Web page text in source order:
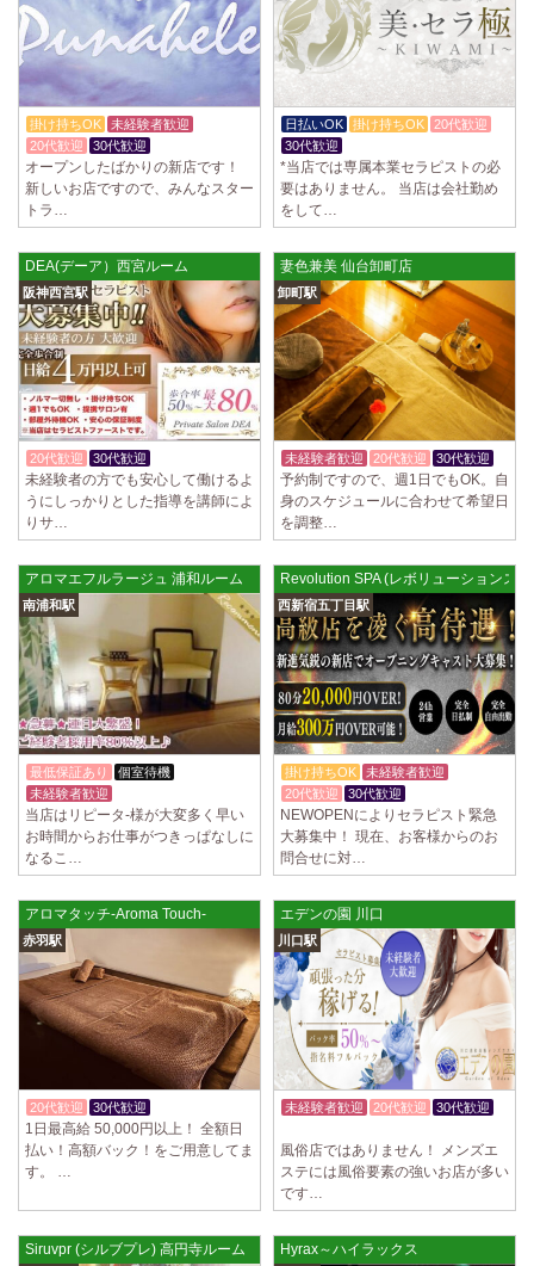
厚い福利厚生を完備しております！ぜひご活用ください♪ 指名…
2025/04/09
[藤が丘駅]
sirena (シレーナ) 名東ルーム
制服あり、ノルマ、罰金なし 高額報酬が稼げるだけでなく、高待遇や手
厚い福利厚生を完備しております！ぜひご活用ください♪ 指名…
2025/04/08[勝川駅]
Cat’s (キャッツ)
18歳以上（高校生不可） オープンニングセラピストさん大募集！ 営業時
2025/04/05[日本橋駅]
Aroma de Banana (あろばな)
オープンにつきセラピスト大募集！！ 求人探しに苦労されている貴方様
に朗報です！ 当店では講習制度を徹底しています。 セクハラ…
2025/04/04[吉祥寺駅]
LoveCHU (ラブチュ) 吉祥寺ルーム
やる気のあるセラピスト大募集！ 「本気で稼ぎたい！」「もっと人気セ
ラピストになりたい！」 そんなあなたを全力でサポートします…
2025/04/04
やる気のあるセラピスト大募集！ 「本気で稼ぎたい！」「もっと人気セ
ラピストになりたい！」 そんなあなたを全力でサポートします…
2025/04/02[千歳烏山駅]
LoveCHU (ラブチュ) 千歳烏山ルーム
やる気のあるセラピスト大募集！ 「本気で稼ぎたい！」「もっと人気セ
ラピストになりたい！」 そんなあなたを全力でサポートします…
2025/03/31[八王子駅]
Diamond～ダイヤモンド～
只今NEW OPENにつきセラピストが不足しています！ 今後も新規出店が
続くため、一緒に働いてくれるセラピストを大募集します！ 女性…
2025/03/29[自由が丘駅]
LIVSPA (リブスパ) 自由が丘ルーム
当店の募集は嘘偽り等なく、記載通りにしっかりお給料をお支払いさせ
ていただきます。 とても働きやすいお店作りを心がけております…
2025/03/29[川崎駅]
LIVSPA (リブスパ) 川崎ルーム
当店の募集は嘘偽り等なく、記載通りにしっかりお給料をお支払いさせ
ていただきます。 とても働きやすいお店作りを心がけております…
2025/03/29[蒲田駅]
LIVSPA (リブスパ) 蒲田ルーム
当店の募集は嘘偽り等なく、記載通りにしっかりお給料をお支払いさせ
ていただきます。 とても働きやすいお店作りを心がけております…
大人の隠れ家 恵比寿ルーム
掛け持ちOK
未経験者歓迎
20代歓迎
30代歓迎
オープンしたばかりの新店です！
新しいお店ですので、みんなスター
トラ…
日払いOK 掛け持ちOK
20代歓迎
30代歓迎
*当店では専属本業セラピストの必
要はありません。 当店は会社勤め
をして…
DEA(デーア）西宮ルーム
阪神西宮駅
20代歓迎 30代歓迎
未経験者の方でも安心して働けるよ
うにしっかりとした指導を講師によ
りサ…
妻色兼美 仙台卸町店
卸町駅
未経験者歓迎 20代歓迎 30代歓迎
予約制ですので、週1日でもOK。自
身のスケジュールに合わせて希望日
を調整…
アロマエフルラージュ 浦和ルーム
南浦和駅
最低保証あり
個室待機
未経験者歓迎
当店はリピータ-様が大変多く早い
お時間からお仕事がつきっぱなしに
なるこ…
Revolution SPA (レボリューションス
西新宿五丁目駅
掛け持ちOK
未経験者歓迎
20代歓迎
30代歓迎
NEWOPENによりセラピスト緊急
大募集中！ 現在、お客様からのお
問合せに対…
アロマタッチ-Aroma Touch-
赤羽駅
20代歓迎 30代歓迎
1日最高給 50,000円以上！ 全額日
払い！高額バック！をご用意してま
す。 …
エデンの園 川口
川口駅
未経験者歓迎 20代歓迎
30代歓迎
風俗店ではありません！ メンズエ
ステには風俗要素の強いお店が多い
です…
Siruvpr (シルブプレ) 高円寺ルーム Hyrax～ハイラックス